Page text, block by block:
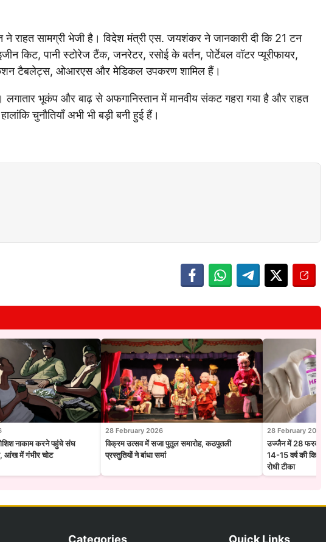
राहत सामग्री भेजी है। विदेश मंत्री एस. जयशंकर ने जानकारी दी कि 21 टन
किट, पानी स्टोरेज टैंक, जनरेटर, रसोई के बर्तन, पोर्टेबल वॉटर प्यूरीफायर,
टैबलेट्स, ओआरएस और मेडिकल उपकरण शामिल हैं।
भूकंप और बाढ़ से अफगानिस्तान में मानवीय संकट गहरा गया है और राहत
चुनौतियाँ अभी भी बड़ी बनी हुई हैं।
नाकाम करने पहुंचे संघ
आंख में गंभीर चोट
28 February 2026
विक्रम उत्सव में सजा पुतुल समारोह, कठपुतली
प्रस्तुतियों ने बांधा समां
28 February 2026
उज्जैन में 28 फरवरी
14-15 वर्ष की
रोधी टीका
Categories Quick Links